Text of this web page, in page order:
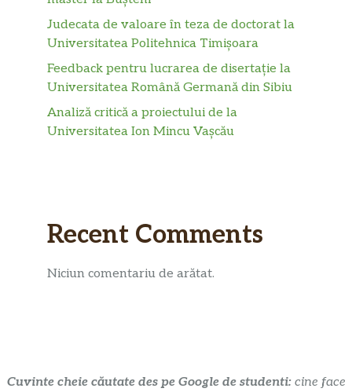
Judecata de valoare în teza de doctorat la
Universitatea Politehnica Timișoara
Feedback pentru lucrarea de disertație la
Universitatea Română Germană din Sibiu
Analiză critică a proiectului de la
Universitatea Ion Mincu Vașcău
Recent Comments
Niciun comentariu de arătat.
Cuvinte cheie căutate des pe Google de studenti: cine face